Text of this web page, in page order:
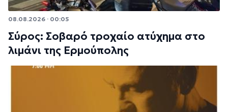
08.08.2026 · 00:05
Σύρος: Σοβαρό τροχαίο ατύχημα στο
λιμάνι της Ερμούπολης